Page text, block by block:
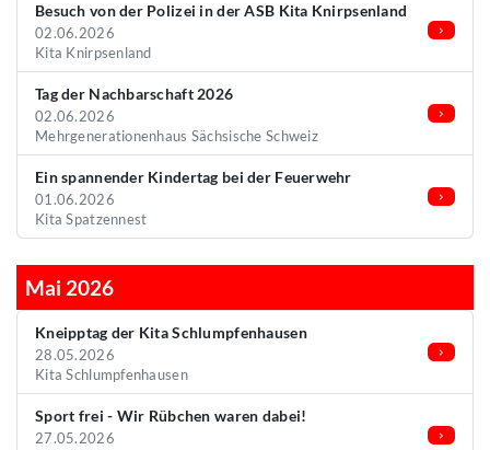
Besuch von der Polizei in der ASB Kita Knirpsenland
02.06.2026
Kita Knirpsenland
Tag der Nachbarschaft 2026
02.06.2026
Mehrgenerationenhaus Sächsische Schweiz
Ein spannender Kindertag bei der Feuerwehr
01.06.2026
Kita Spatzennest
Mai 2026
Kneipptag der Kita Schlumpfenhausen
28.05.2026
Kita Schlumpfenhausen
Sport frei - Wir Rübchen waren dabei!
27.05.2026